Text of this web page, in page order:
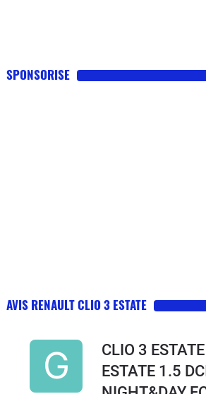
SPONSORISE
AVIS RENAULT CLIO 3 ESTATE
CLIO 3
ESTATE 1.5